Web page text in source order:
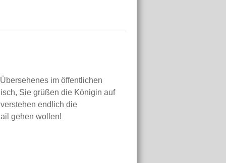
im öffentlichen
Sie grüßen die Königin auf
endlich die
gehen wollen!